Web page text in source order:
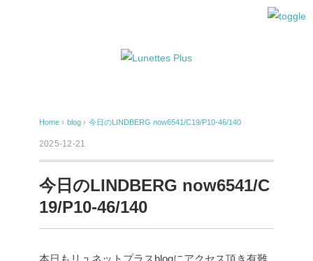
Home › blog › 今日のLINDBERG now6541/C19/P10-46/140
2025-12-21
今日のLINDBERG now6541/C
19/P10-46/140
本日もリュネットプラスblogにアクセス頂き有難